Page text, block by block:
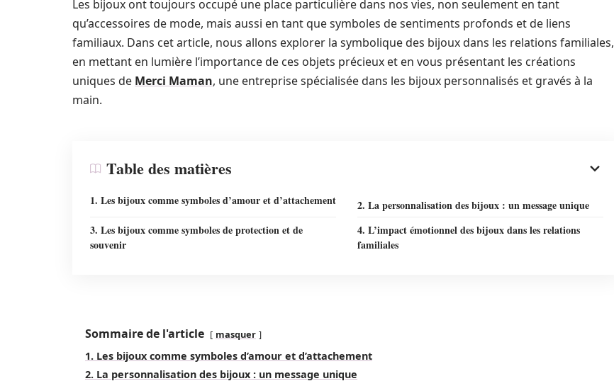
Les bijoux ont toujours occupé une place particulière dans nos vies, non seulement en tant
qu’accessoires de mode, mais aussi en tant que symboles de sentiments profonds et de liens
familiaux. Dans cet article, nous allons explorer la symbolique des bijoux dans les relations familiales,
en mettant en lumière l’importance de ces objets précieux et en vous présentant les créations
uniques de Merci Maman, une entreprise spécialisée dans les bijoux personnalisés et gravés à la
main.
Table des matières
1. Les bijoux comme symboles d’amour et d’attachement
2. La personnalisation des bijoux : un message unique
3. Les bijoux comme symboles de protection et de
souvenir
4. L’impact émotionnel des bijoux dans les relations
familiales
Sommaire de l'article masquer
1. Les bijoux comme symboles d’amour et d’attachement
2. La personnalisation des bijoux : un message unique